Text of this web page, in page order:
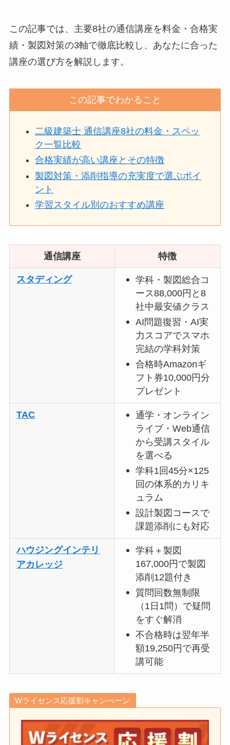
この記事では、主要8社の通信講座を料金・合格実
績・製図対策の3軸で徹底比較し、あなたに合った
講座の選び方を解説します。
この記事でわかること
二級建築士 通信講座8社の料金・スペッ
ク一覧比較
合格実績が高い講座とその特徴
製図対策・添削指導の充実度で選ぶポイ
ント
学習スタイル別のおすすめ講座
通信講座 特徴
スタディング
学科・製図総合コ
ース88,000円と8
社中最安値クラス
AI問題復習・AI実
力スコアでスマホ
完結の学科対策
合格時Amazonギ
フト券10,000円分
プレゼント
TAC
通学・オンライン
ライブ・Web通信
から受講スタイル
を選べる
学科1回45分×125
回の体系的カリキ
ュラム
設計製図コースで
課題添削にも対応
ハウジングインテリ
アカレッジ
学科＋製図
167,000円で製図
添削12題付き
質問回数無制限
（1日1問）で疑問
をすぐ解消
不合格時は翌年半
額19,250円で再受
講可能
Wライセンス応援割キャンぺーン